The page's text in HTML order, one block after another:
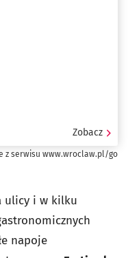
Zobacz
z serwisu www.wroclaw.pl/go
ulicy i w kilku
napoje